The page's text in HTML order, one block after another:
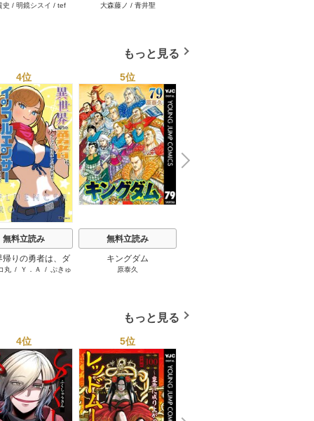
奥地で殺されかけ
す！ 23巻
史 / 明鏡シスイ / tef
巻
大森藤ノ / 青井聖
もっと見る
4位
無料立読み
帰りの勇者は、ダ
ンが出現した現実
丸 / Ｙ．Ａ / ぷきゅ
5位
無料立読み
キングダム
原泰久
N
e
x
t
もっと見る
4位 5位